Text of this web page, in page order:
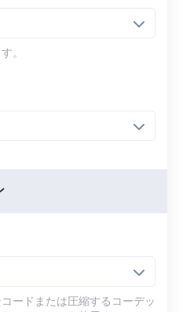
。
ードまたは圧縮するコーデッ